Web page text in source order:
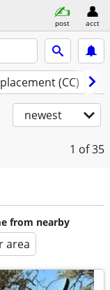
post acct
(CC)
newest
1 of 35
from nearby
area